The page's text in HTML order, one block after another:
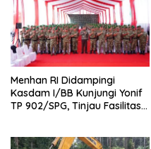
Menhan RI Didampingi
Kasdam I/BB Kunjungi Yonif
TP 902/SPG, Tinjau Fasilitas